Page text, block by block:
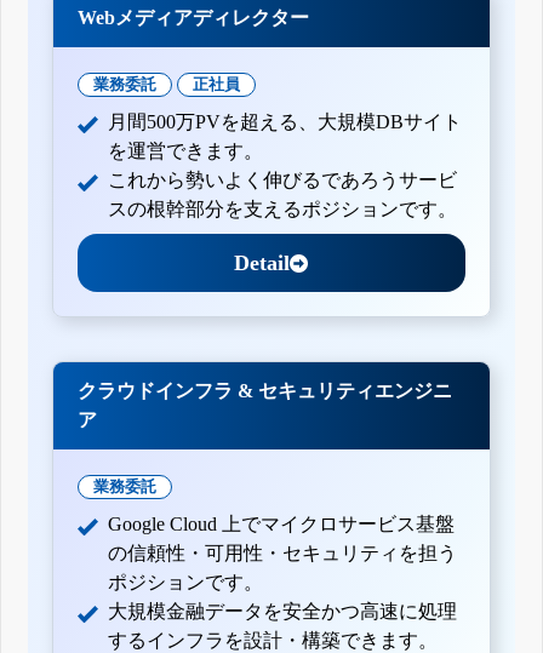
Webメディアディレクター
業務委託 正社員
月間500万PVを超える、大規模DBサイト
を運営できます。
これから勢いよく伸びるであろうサービ
スの根幹部分を支えるポジションです。
Detail
クラウドインフラ & セキュリティエンジニ
ア
業務委託
Google Cloud 上でマイクロサービス基盤
の信頼性・可用性・セキュリティを担う
ポジションです。
大規模金融データを安全かつ高速に処理
するインフラを設計・構築できます。